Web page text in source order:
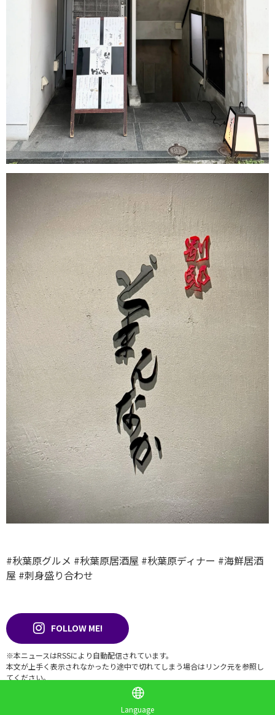
#秋葉原グルメ #秋葉原居酒屋 #秋葉原ディナー #海鮮居酒
屋 #刺身盛り合わせ
FOLLOW ME!
※本ニュースはRSSにより自動配信されています。
本文が上手く表示されなかったり途中で切れてしまう場合はリンク元を参照し
てください。
Language